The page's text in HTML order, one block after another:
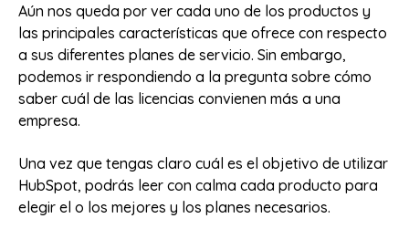
Aún nos queda por ver cada uno de los productos y
las principales características que ofrece con respecto
a sus diferentes planes de servicio. Sin embargo,
podemos ir respondiendo a la pregunta sobre cómo
saber cuál de las licencias convienen más a una
empresa.
Una vez que tengas claro cuál es el objetivo de utilizar
HubSpot, podrás leer con calma cada producto para
elegir el o los mejores y los planes necesarios.